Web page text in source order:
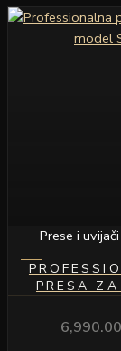
Prese i
PRESA
6,990.00